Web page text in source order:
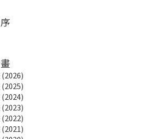
(2026)
(2025)
(2024)
(2023)
(2022)
(2021)